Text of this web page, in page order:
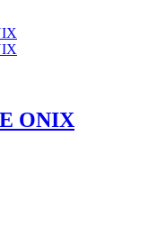
ONIX